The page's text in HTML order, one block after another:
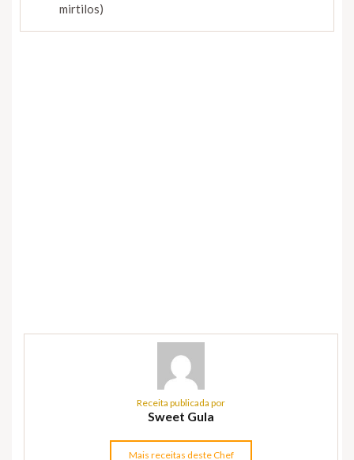
mirtilos)
Receita publicada por
Sweet Gula
Mais receitas deste Chef